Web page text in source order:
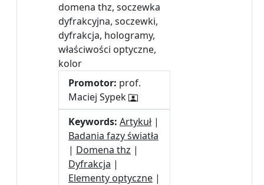
domena thz, soczewka
dyfrakcyjna, soczewki,
dyfrakcja, hologramy,
właściwości optyczne,
kolor
Promotor: prof.
Maciej Sypek
Keywords: Artykuł |
Badania fazy światła
| Domena thz |
Dyfrakcja |
Elementy optyczne |